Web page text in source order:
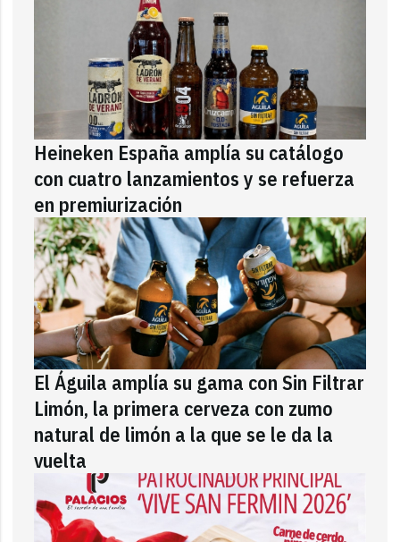
Heineken España amplía su catálogo
con cuatro lanzamientos y se refuerza
en premiurización
El Águila amplía su gama con Sin Filtrar
Limón, la primera cerveza con zumo
natural de limón a la que se le da la
vuelta